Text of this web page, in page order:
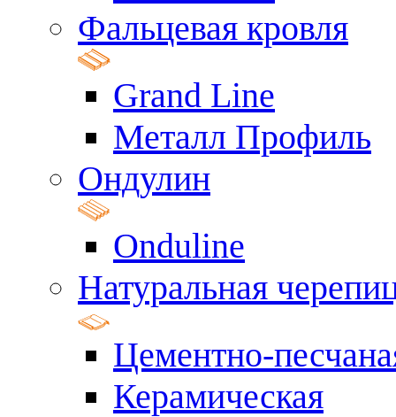
Фальцевая кровля
Grand Line
Металл Профиль
Ондулин
Onduline
Натуральная
Цементно-
Керамическая